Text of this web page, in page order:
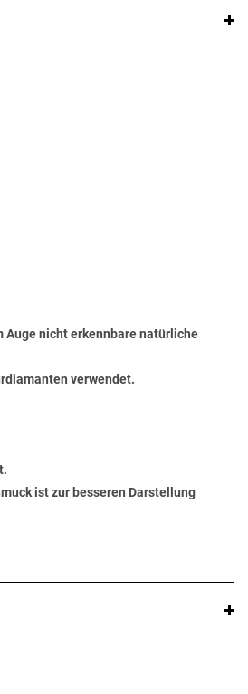
Auge nicht erkennbare natürliche
verwendet.
ist zur besseren Darstellung